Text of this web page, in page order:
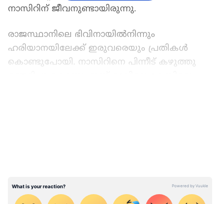
നാസിറിന് ജീവനുണ്ടായിരുന്നു.
രാജസ്ഥാനിലെ ഭിവിനായിൽനിന്നും
ഹരിയാനയിലേക്ക് ഇരുവരെയും പ്രതികൾ
കൊണ്ടുപോയി. നാസിറിനെ പിന്നീട് കഴുത്തു